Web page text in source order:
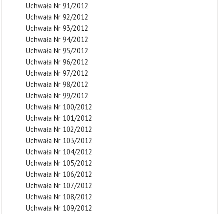
Uchwała Nr 91/2012
Uchwała Nr 92/2012
Uchwała Nr 93/2012
Uchwała Nr 94/2012
Uchwała Nr 95/2012
Uchwała Nr 96/2012
Uchwała Nr 97/2012
Uchwała Nr 98/2012
Uchwała Nr 99/2012
Uchwała Nr 100/2012
Uchwała Nr 101/2012
Uchwała Nr 102/2012
Uchwała Nr 103/2012
Uchwała Nr 104/2012
Uchwała Nr 105/2012
Uchwała Nr 106/2012
Uchwała Nr 107/2012
Uchwała Nr 108/2012
Uchwała Nr 109/2012